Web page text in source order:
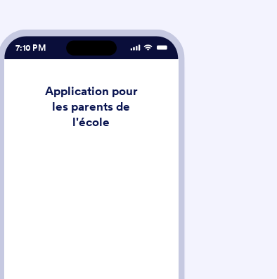
Application pour
les parents de
l'école
7:10 PM